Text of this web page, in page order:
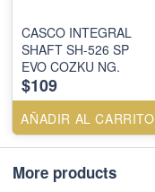
CASCO INTEGRAL
SHAFT SH-526 SP
EVO COZKU NG.
$109
AÑADIR AL CARRITO
More products